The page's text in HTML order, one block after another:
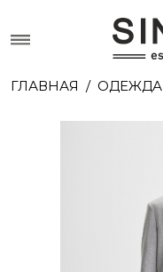
ГЛАВНАЯ ОДЕЖДА